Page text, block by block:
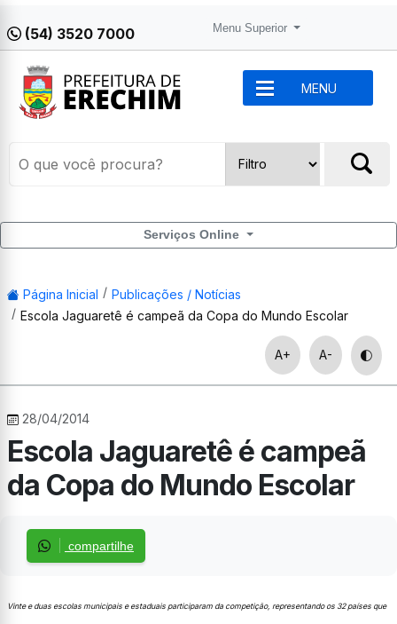
(54) 3520 7000 Menu Superior
MENU
Serviços Online
Página Inicial
Publicações / Notícias
Escola Jaguaretê é campeã da Copa do Mundo Escolar
A+ A-
28/04/2014
Escola Jaguaretê é campeã
da Copa do Mundo Escolar
compartilhe
Vinte e duas escolas municipais e estaduais participaram da competição, representando os 32 países que